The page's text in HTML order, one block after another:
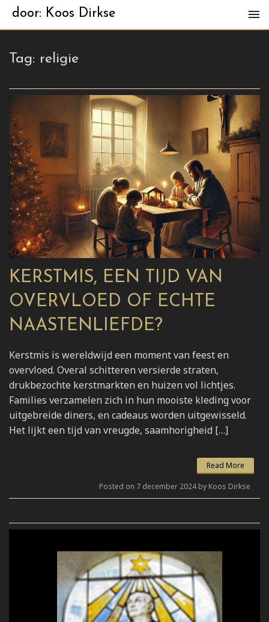
door: Koos Dirkse
Tag: religie
KERSTMIS, EEN TIJD VAN
OVERVLOED OF ECHTE
NAASTENLIEFDE?
Kerstmis is wereldwijd een moment van feest en
overvloed. Overal schitteren versierde straten,
drukbezochte kerstmarkten en huizen vol lichtjes.
Families verzamelen zich in hun mooiste kleding voor
uitgebreide diners, en cadeaus worden uitgewisseld.
Het lijkt een tijd van vreugde, saamhorigheid […]
Read More
Posted on 7 december 2024 by Koos Dirkse